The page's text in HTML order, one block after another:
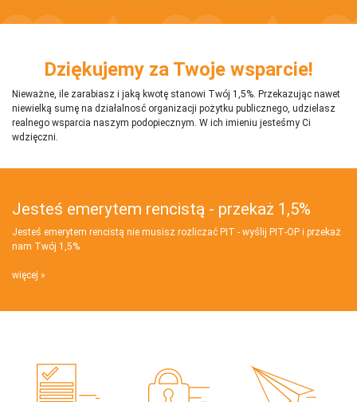
Dziękujemy za Twoje wsparcie!
Nieważne, ile zarabiasz i jaką kwotę stanowi Twój 1,5%. Przekazując nawet
niewielką sumę na działalnosć organizacji pożytku publicznego, udzielasz
realnego wsparcia naszym podopiecznym. W ich imieniu jesteśmy Ci
wdzięczni.
Jesteś emerytem rencistą - przekaż 1,5%
Jesteś emerytem rencistą nie musisz rozliczać PIT - wyślij PIT‑OP i przekaż
nam Twój 1,5%
więcej